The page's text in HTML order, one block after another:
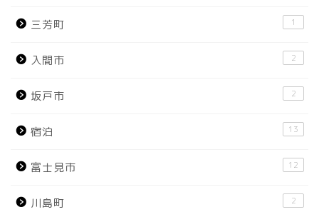
三芳町 1
入間市 2
坂戸市 2
宿泊 13
富士見市 12
川島町 2